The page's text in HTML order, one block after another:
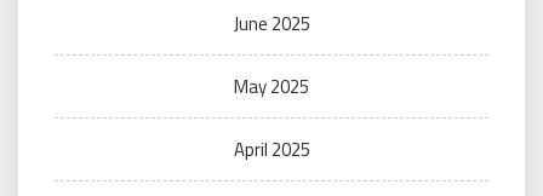
June 2025
May 2025
April 2025